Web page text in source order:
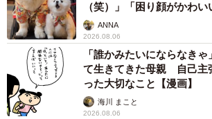
あげて、どうか相性の良い会社さんやお
ださい。
＜中原るんさん関連情報＞
▽X（旧Twitter）
https://x.com/nkhrrun
（笑）」「困り顔がかわい
ANNA
2026.08.06
「誰かみたいにならなき
て生きてきた母親 自己主
った大切なこと【漫画】
海川 まこと
2026.08.06